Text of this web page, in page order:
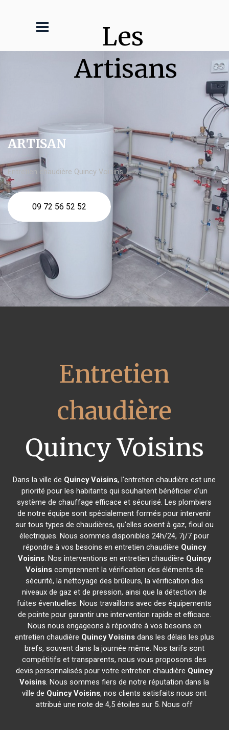
Les
Artisans
ARTISAN
Entretien chaudière Quincy Voisins
09 72 56 52 52
Entretien
chaudière
Quincy Voisins
Dans la ville de Quincy Voisins, l'entretien chaudière est une
priorité pour les habitants qui souhaitent bénéficier d'un
système de chauffage efficace et sécurisé. Les plombiers
de notre équipe sont spécialement formés pour intervenir
sur tous types de chaudières, qu'elles soient à gaz, fioul ou
électriques. Nous sommes disponibles 24h/24, 7j/7 pour
répondre à vos besoins en entretien chaudière Quincy
Voisins. Nos interventions en entretien chaudière Quincy
Voisinscomprennent la vérification des éléments de
sécurité, la nettoyage des brûleurs, la vérification des
niveaux de gaz et de pression, ainsi que la détection de
fuites éventuelles. Nous travaillons avec des équipements
de pointe pour garantir une intervention rapide et efficace.
Nous nous engageons à répondre à vos besoins en
entretien chaudière Quincy Voisinsdans les délais les plus
brefs, souvent dans la journée même. Nos tarifs sont
compétitifs et transparents, nous vous proposons des
devis personnalisés pour votre entretien chaudière Quincy
Voisins. Nous sommes fiers de notre réputation dans la
ville de Quincy Voisins, nos clients satisfaits nous ont
attribué une note de 4,5 étoiles sur 5. Nous off